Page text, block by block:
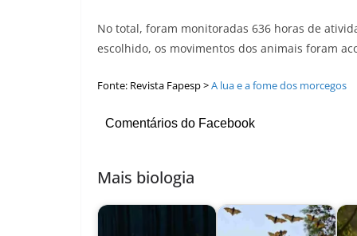
No total, foram monitoradas 636 horas de
escolhido, os movimentos dos animais foram
Fonte: Revista Fapesp>A lua e a fome dos morcegos
Comentários do Facebook
Mais biologia